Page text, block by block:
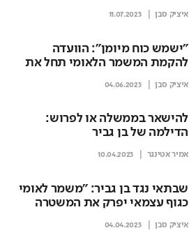
איציק סבן 11.07.2023
"ישמש כוח מיומן": הוועדה
להקמת המשמר הלאומי תחל את
איציק סבן 04.06.2023
להישאר בממשלה או לפרוש:
הדילמה של בן גביר
אמיר אטינגר 10.04.2023
שבתאי נגד בן גביר: "משמר לאומי
כגוף עצמאי יפרק את המשטרה
איציק סבן 04.04.2023